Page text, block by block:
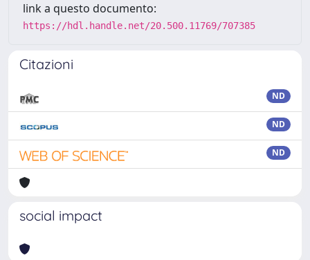
link a questo documento:
https://hdl.handle.net/20.500.11769/707385
Citazioni
ND
ND
ND
social impact